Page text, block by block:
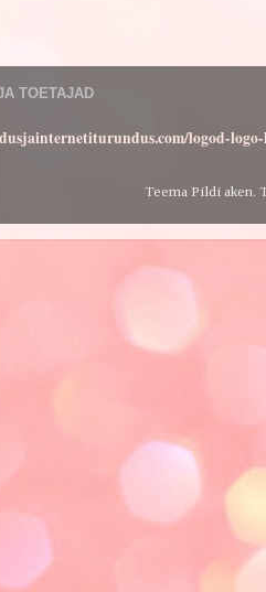
TOETAJAD
logod-
Teema Pildi aken.